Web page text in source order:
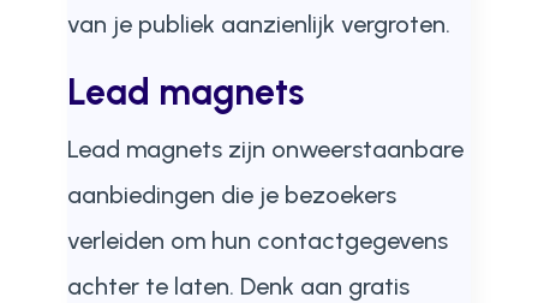
van je publiek aanzienlijk vergroten.
Lead magnets
Lead magnets zijn onweerstaanbare
aanbiedingen die je bezoekers
verleiden om hun contactgegevens
achter te laten. Denk aan gratis